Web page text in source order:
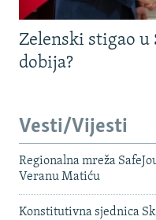
Zelenski stigao u
dobija?
Vesti/Vijesti
Regionalna mreža
Veranu Matiću
Konstitutivna sjednica